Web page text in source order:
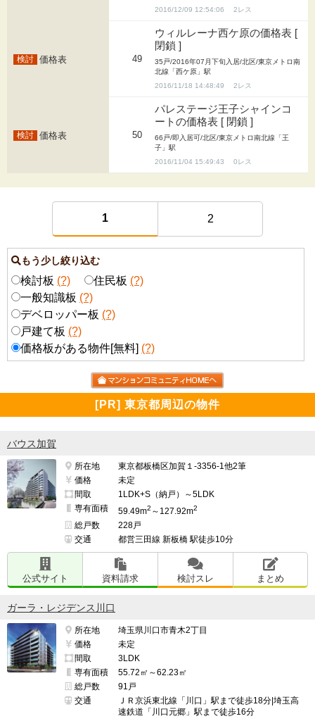
2016/12/09 12:54:06
2
価格表 49
ウィルレーナ西ケ原の価格表 [
閉鎖 ]
35戸/2016年07月下旬入居/北区/東京メトロ南
北線「西ケ原」駅
2016/11/18 14:48:49
2
価格表 50
パレステージ王子シャインコ
ートの価格表 [ 閉鎖 ]
66戸/即入居可/北区/東京メトロ南北線「王
子」駅
2016/11/04 15:49:43
0
1 2
もう少し絞り込む
検討板 (?) 住民板 (?)
一般知識板 (?)
デベロッパー板 (?)
戸建て板 (?)
価格板がある物件[無料] (?)
[PR] 東京都周辺の物件
バウス加賀
所在地
東京都板橋区加賀１-3356-1他2筆
価格
未定
間取
1LDK+S（納戸）～5LDK
専有面積
59.49m2 ～127.92m2
総戸数
228戸
交通
都営三田線 新板橋 駅徒歩10分
公式サイト 資料請求 検討スレ まとめ
ガーラ・レジデンス川口
所在地
埼玉県川口市青木2丁目
価格
未定
間取
3LDK
専有面積
55.72㎡～62.23㎡
総戸数
91戸
交通
ＪＲ京浜東北線「川口」駅まで徒歩18分|埼玉高
速鉄道「川口元郷」駅まで徒歩16分